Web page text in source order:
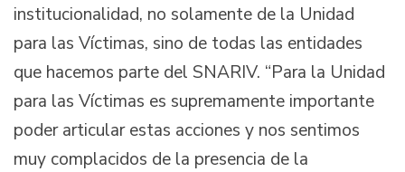
institucionalidad, no solamente de la Unidad
para las Víctimas, sino de todas las entidades
que hacemos parte del SNARIV. “Para la Unidad
para las Víctimas es supremamente importante
poder articular estas acciones y nos sentimos
muy complacidos de la presencia de la